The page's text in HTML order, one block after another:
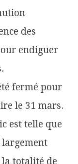
des
endiguer
fermé pour
le 31 mars.
est telle que
largement
totalité de